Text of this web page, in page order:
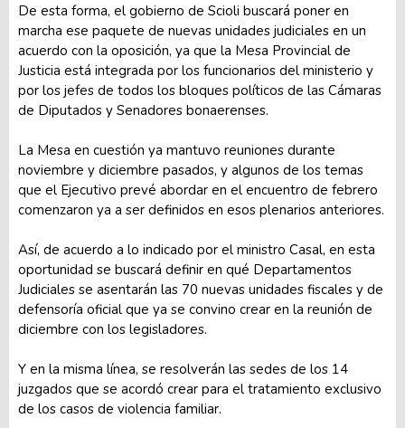
De esta forma, el gobierno de Scioli buscará poner en
marcha ese paquete de nuevas unidades judiciales en un
acuerdo con la oposición, ya que la Mesa Provincial de
Justicia está integrada por los funcionarios del ministerio y
por los jefes de todos los bloques políticos de las Cámaras
de Diputados y Senadores bonaerenses.
La Mesa en cuestión ya mantuvo reuniones durante
noviembre y diciembre pasados, y algunos de los temas
que el Ejecutivo prevé abordar en el encuentro de febrero
comenzaron ya a ser definidos en esos plenarios anteriores.
Así, de acuerdo a lo indicado por el ministro Casal, en esta
oportunidad se buscará definir en qué Departamentos
Judiciales se asentarán las 70 nuevas unidades fiscales y de
defensoría oficial que ya se convino crear en la reunión de
diciembre con los legisladores.
Y en la misma línea, se resolverán las sedes de los 14
juzgados que se acordó crear para el tratamiento exclusivo
de los casos de violencia familiar.